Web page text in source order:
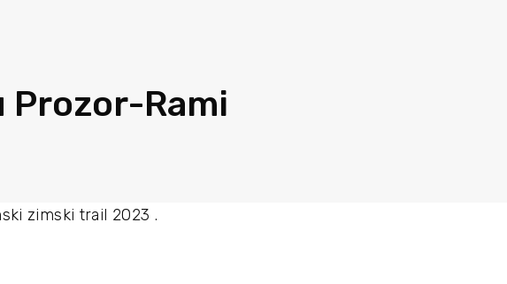
Prozor-Rami
zimski trail 2023 .